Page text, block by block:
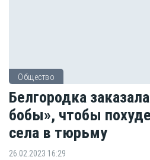
Общество
Белгородка
бобы», чтобы
села в тюрьму
26.02.2023 16:29